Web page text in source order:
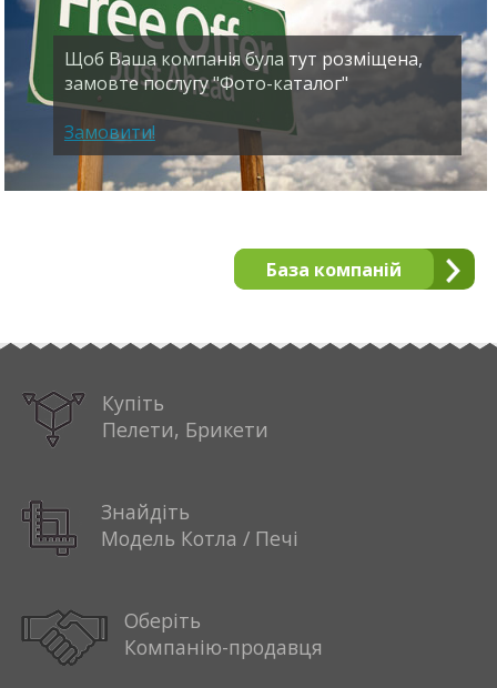
Щоб Ваша компанія була тут розміщена,
замовте послугу "Фото-каталог"
Замовити!
База компаній
Купіть
Пелети, Брикети
Знайдіть
Модель Котла / Печі
Оберіть
Компанію-продавця